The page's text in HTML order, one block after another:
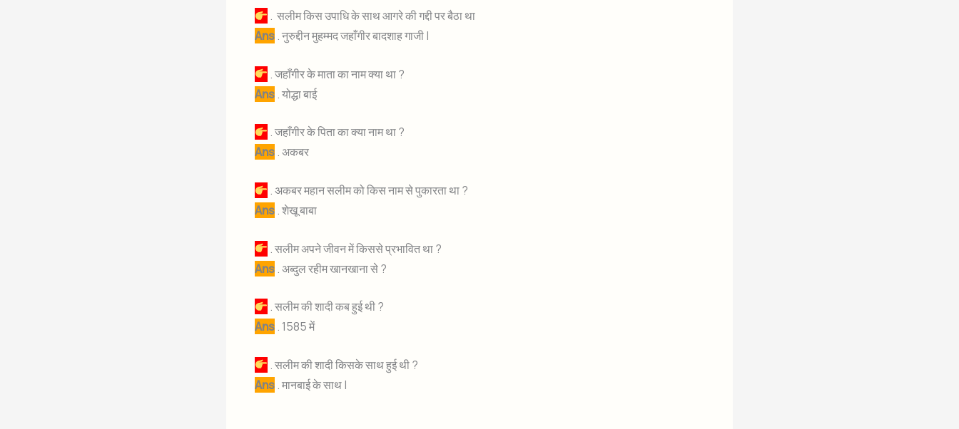
. सलीम किस उपाधि के साथ आगरे की गद्दी पर बैठा था
Ans. नुरुद्दीन मुहम्मद जहाँगीर बादशाह गाजी |
. जहाँगीर के माता का नाम क्या था ?
Ans. योद्धा बाई
. जहाँगीर के पिता का क्या नाम था ?
Ans. अकबर
. अकबर महान सलीम को किस नाम से पुकारता था ?
Ans. शेखू बाबा
. सलीम अपने जीवन में किससे प्रभावित था ?
Ans. अब्दुल रहीम खानखाना से ?
. सलीम की शादी कब हुई थी ?
Ans. 1585 में
. सलीम की शादी किसके साथ हुई थी ?
Ans. मानबाई के साथ |